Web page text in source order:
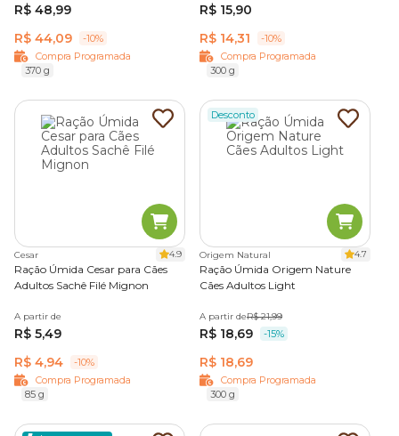
R$ 48,99
R$ 44,09
-10%
Compra Programada
370 g
R$ 15,90
R$ 14,31
-10%
Compra Programada
300 g
Cesar 4.9
Ração Úmida Cesar para Cães
Adultos Sachê Filé Mignon
A partir de
R$ 5,49
R$ 4,94
-10%
Compra Programada
85 g
Desconto
Origem Natural 4.7
Ração Úmida Origem Nature
Cães Adultos Light
A partir deR$ 21,99
R$ 18,69 -15%
R$ 18,69
Compra Programada
300 g